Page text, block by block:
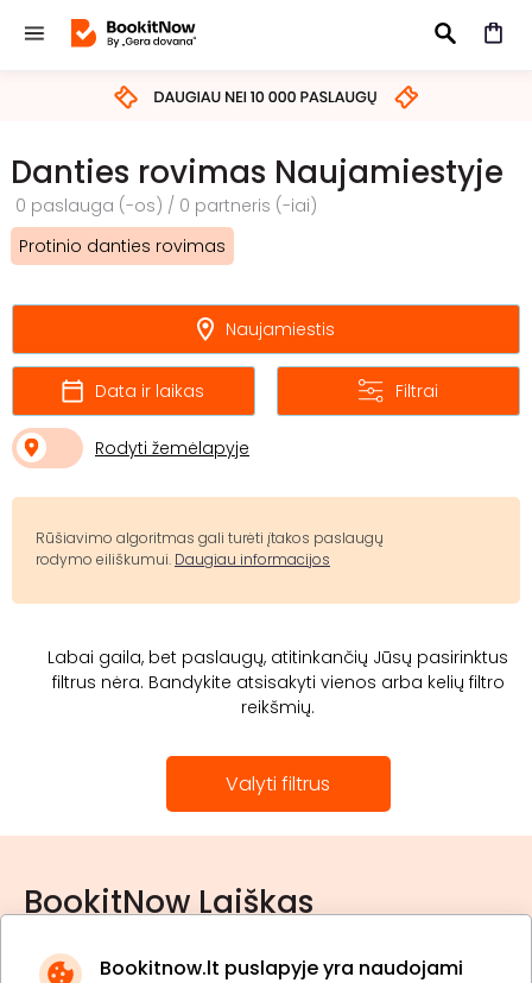
Bookitnow.lt puslapyje yra naudojami
IEŠKOTI
Danties rovimas Naujamiestyje
0 paslauga (-os) / 0 partneris (-iai)
Protinio danties rovimas
Naujamiestis
Data ir laikas Filtrai
Rodyti žemėlapyje
Rūšiavimo algoritmas gali turėti įtakos paslaugų
rodymo eiliškumui. Daugiau informacijos
Labai gaila, bet paslaugų, atitinkančių Jūsų pasirinktus
filtrus nėra. Bandykite atsisakyti vienos arba kelių filtro
reikšmių.
Valyti filtrus
BookitNow Laiškas